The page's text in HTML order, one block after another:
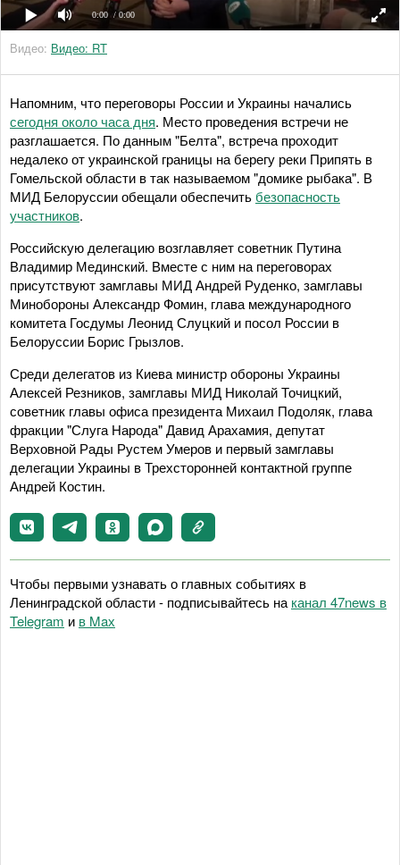
0:00 / 0:00
Видео: Видео: RT
Напомним, что переговоры России и Украины начались
сегодня около часа дня. Место проведения встречи не
разглашается. По данным "Белта", встреча проходит
недалеко от украинской границы на берегу реки Припять в
Гомельской области в так называемом "домике рыбака". В
МИД Белоруссии обещали обеспечитьбезопасность
участников.
Российскую делегацию возглавляет советник Путина
Владимир Мединский. Вместе с ним на переговорах
присутствуют замглавы МИД Андрей Руденко, замглавы
Минобороны Александр Фомин, глава международного
комитета Госдумы Леонид Слуцкий и посол России в
Белоруссии Борис Грызлов.
Среди делегатов из Киева министр обороны Украины
Алексей Резников, замглавы МИД Николай Точицкий,
советник главы офиса президента Михаил Подоляк, глава
фракции "Слуга Народа" Давид Арахамия, депутат
Верховной Рады Рустем Умеров и первый замглавы
делегации Украины в Трехсторонней контактной группе
Андрей Костин.
Чтобы первыми узнавать о главных событиях в
Ленинградской области - подписывайтесь на канал 47news в
Telegram и в Maх